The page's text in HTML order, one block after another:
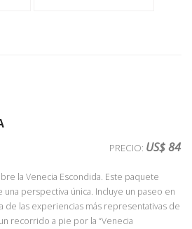
PRECIO: US$ 84
la Venecia Escondida. Este paquete
perspectiva única. Incluye un paseo en
de las experiencias más representativas de
recorrido a pie por la “Venecia